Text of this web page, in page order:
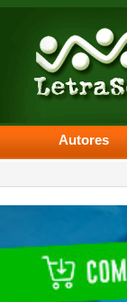
Autores